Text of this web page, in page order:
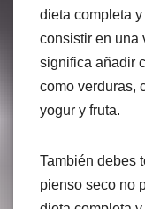
dieta completa
consistir en una
significa añadir
como verduras,
yogur y fruta.
También debes
pienso seco no